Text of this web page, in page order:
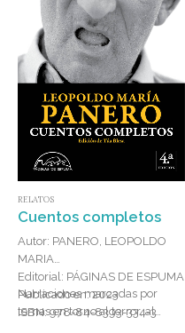
RELATOS
Cuentos completos
Autor: PANERO, LEOPOLDO
MARIA
Editorial: PÁGINAS DE ESPUMA
Publicado en: 2023
ISBN: 978-84-8393-334-3
Narraciones marcadas por
temas en torno al terror, al